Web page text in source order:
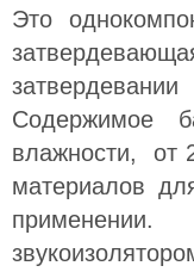
Это
Содержимое
влажности, от
материалов
применении.